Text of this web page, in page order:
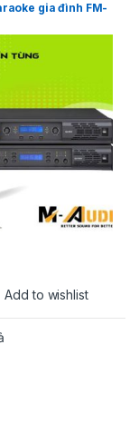
gia đình FM-
Add to wishlist